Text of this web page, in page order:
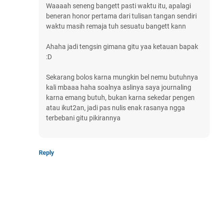
Waaaah seneng bangett pasti waktu itu, apalagi
beneran honor pertama dari tulisan tangan sendiri
waktu masih remaja tuh sesuatu bangett kann
Ahaha jadi tengsin gimana gitu yaa ketauan bapak
:D
Sekarang bolos karna mungkin bel nemu butuhnya
kali mbaaa haha soalnya aslinya saya journaling
karna emang butuh, bukan karna sekedar pengen
atau ikut2an, jadi pas nulis enak rasanya ngga
terbebani gitu pikirannya
Reply